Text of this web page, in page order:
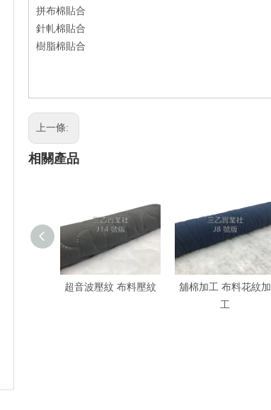
拼布棉貼合
針軋棉貼合
樹脂棉貼合
上一條:
相關產品
超音波壓紋 布料壓紋
舖棉加工 布料花紋加
工